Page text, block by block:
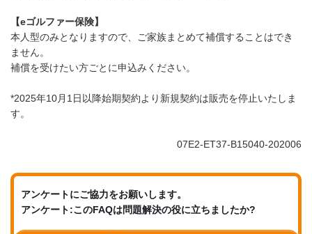
【eゴルファー保険】
本人型のみとなりますので、ご家族まとめて補償することはでき
ません。
補償を受けたい方ごとに申込みください。
*2025年10月1日以降始期契約より新規契約は販売を停止いたしま
す。
07E2-ET37-B15040-202006
アンケートにご協力をお願いします。
アンケート:このFAQは問題解決の役に立ちましたか?